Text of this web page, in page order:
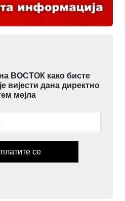
ВОСТОК како бисте
вијести дана директно
мејла
се